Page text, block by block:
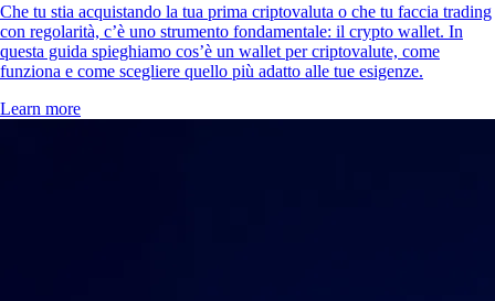
Che tu stia acquistando la tua prima criptovaluta o che tu faccia trading
con regolarità, c’è uno strumento fondamentale: il crypto wallet. In
questa guida spieghiamo cos’è un wallet per criptovalute, come
funziona e come scegliere quello più adatto alle tue esigenze.
Learn more